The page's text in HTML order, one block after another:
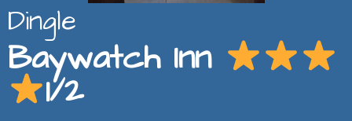
Dingle
Baywatch Inn
1/2